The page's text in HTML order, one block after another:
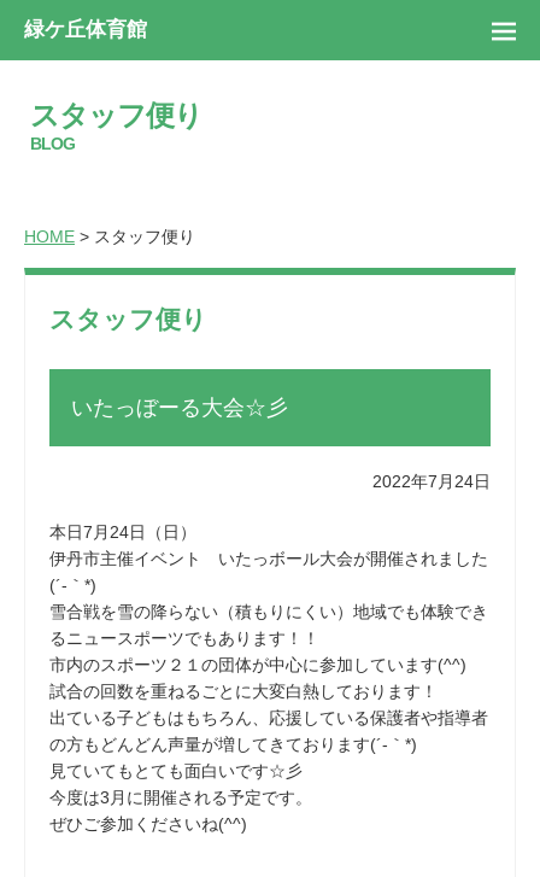
緑ケ丘体育館
スタッフ便り
BLOG
HOME > スタッフ便り
スタッフ便り
いたっぼーる大会☆彡
2022年7月24日
本日7月24日（日）
伊丹市主催イベント いたっボール大会が開催されました
(´-｀*)
雪合戦を雪の降らない（積もりにくい）地域でも体験でき
るニュースポーツでもあります！！
市内のスポーツ２１の団体が中心に参加しています(^^)
試合の回数を重ねるごとに大変白熱しております！
出ている子どもはもちろん、応援している保護者や指導者
の方もどんどん声量が増してきております(´-｀*)
見ていてもとても面白いです☆彡
今度は3月に開催される予定です。
ぜひご参加くださいね(^^)